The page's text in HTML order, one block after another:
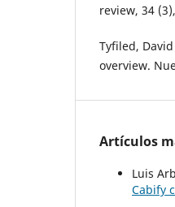
review, 34
Tyfiled,
overview.
Artículos
Luis
Cabify